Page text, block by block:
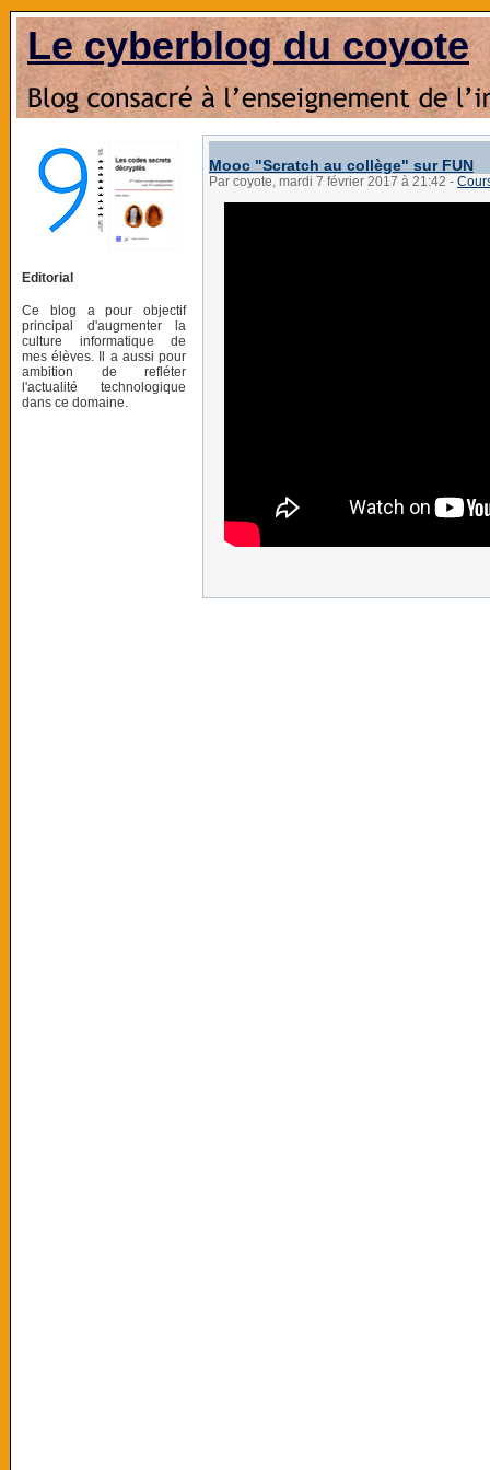
Le cyberblog du coyote
Editorial
Ce blog a pour objectif
principal d'augmenter la
culture informatique de
mes élèves. Il a aussi pour
ambition de refléter
l'actualité technologique
dans ce domaine.
Mooc "Scratch au collège" sur FUN
Par coyote, mardi 7 février 2017 à 21:42 -